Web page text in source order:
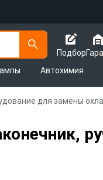
Подбор
Автохимия
для замены